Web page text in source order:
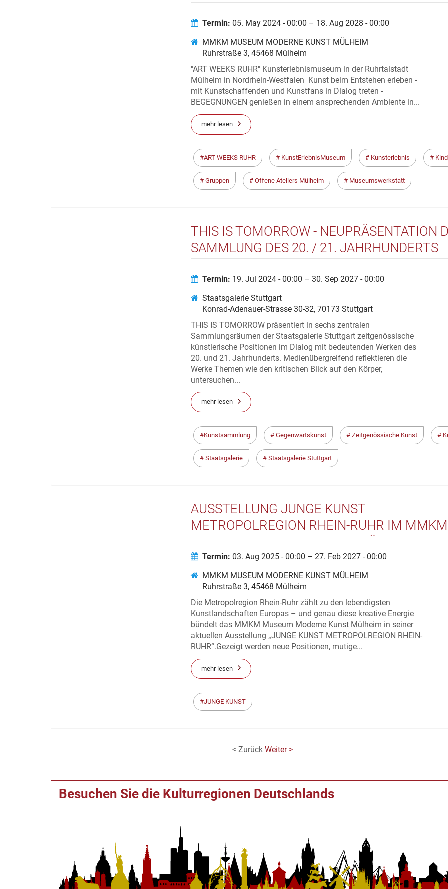
Termin: 05. May 2024 - 00:00 – 18. Aug 2028 - 00:00
MMKM MUSEUM MODERNE KUNST MÜLHEIM
Ruhrstraße 3, 45468 Mülheim
"ART WEEKS RUHR" Kunsterlebnismuseum in der Ruhrtalstadt
Mülheim in Nordrhein-Westfalen Kunst beim Entstehen erleben -
mit Kunstschaffenden und Kunstfans in Dialog treten -
BEGEGNUNGEN genießen in einem ansprechenden Ambiente in...
mehr lesen
ART WEEKS RUHR KunstErlebnisMuseum Kunsterlebnis
Gruppen Offene Ateliers Mülheim Museumswerkstatt
THIS IS TOMORROW - NEUPRÄSENTATION
SAMMLUNG DES 20. / 21. JAHRHUNDERTS
Termin: 19. Jul 2024 - 00:00 – 30. Sep 2027 - 00:00
Staatsgalerie Stuttgart
Konrad-Adenauer-Strasse 30-32, 70173 Stuttgart
THIS IS TOMORROW präsentiert in sechs zentralen
Sammlungsräumen der Staatsgalerie Stuttgart zeitgenössische
künstlerische Positionen im Dialog mit bedeutenden Werken des
20. und 21. Jahrhunderts. Medienübergreifend reflektieren die
Werke Themen wie den kritischen Blick auf den Körper,
untersuchen...
mehr lesen
Kunstsammlung Gegenwartskunst Zeitgenössische Kunst
Staatsgalerie Staatsgalerie Stuttgart
AUSSTELLUNG JUNGE KUNST
METROPOLREGION RHEIN-RUHR IM MMKM
Termin: 03. Aug 2025 - 00:00 – 27. Feb 2027 - 00:00
MMKM MUSEUM MODERNE KUNST MÜLHEIM
Ruhrstraße 3, 45468 Mülheim
Die Metropolregion Rhein-Ruhr zählt zu den lebendigsten
Kunstlandschaften Europas – und genau diese kreative Energie
bündelt das MMKM Museum Moderne Kunst Mülheim in seiner
aktuellen Ausstellung „JUNGE KUNST METROPOLREGION RHEIN-
RUHR“.Gezeigt werden neue Positionen, mutige...
mehr lesen
JUNGE KUNST
< ZurückWeiter >
Besuchen Sie die Kulturregionen Deutschlands